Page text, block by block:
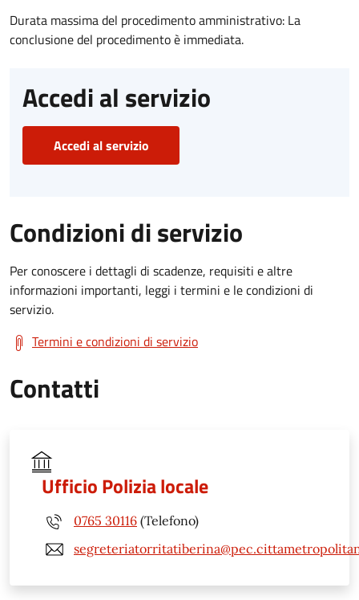
Durata massima del procedimento amministrativo: La
conclusione del procedimento è immediata.
Accedi al servizio
Accedi al servizio
Condizioni di servizio
Per conoscere i dettagli di scadenze, requisiti e altre
informazioni importanti, leggi i termini e le condizioni di
servizio.
Termini e condizioni di servizio
Contatti
Ufficio Polizia locale
0765 30116 (Telefono)